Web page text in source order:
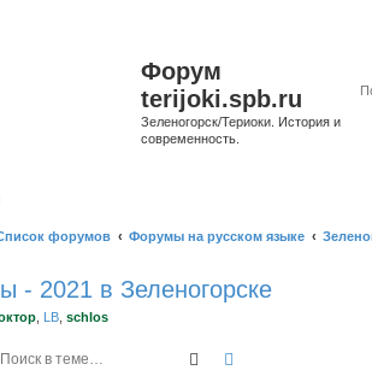
Форум
terijoki.spb.ru
Зеленогорск/Териоки. История и
современность.
форумов Форумы на русском языке
- 2021 в Зеленогорске
LB schlos
Поиск